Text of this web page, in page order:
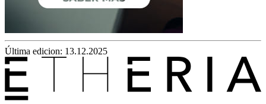
Última edicion: 13.12.2025